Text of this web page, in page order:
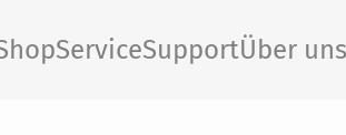
ServiceSupportÜber uns